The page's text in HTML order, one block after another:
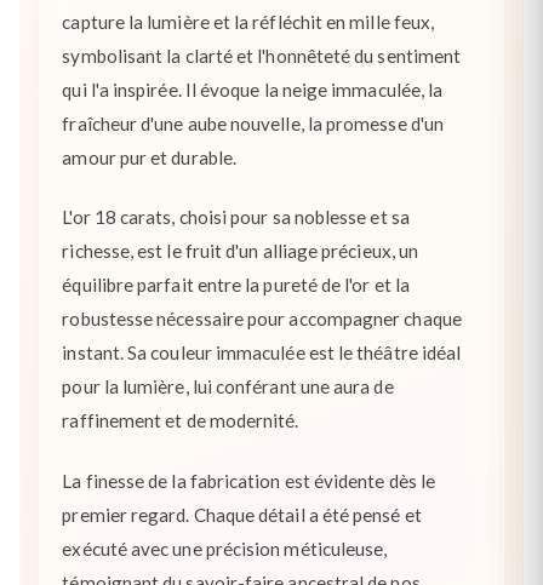
capture la lumière et la réfléchit en mille feux,
symbolisant la clarté et l'honnêteté du sentiment
qui l'a inspirée. Il évoque la neige immaculée, la
fraîcheur d'une aube nouvelle, la promesse d'un
amour pur et durable.
L'or 18 carats, choisi pour sa noblesse et sa
richesse, est le fruit d'un alliage précieux, un
équilibre parfait entre la pureté de l'or et la
robustesse nécessaire pour accompagner chaque
instant. Sa couleur immaculée est le théâtre idéal
pour la lumière, lui conférant une aura de
raffinement et de modernité.
La finesse de la fabrication est évidente dès le
premier regard. Chaque détail a été pensé et
exécuté avec une précision méticuleuse,